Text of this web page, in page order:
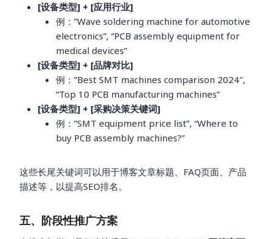
[设备类型] + [应用行业]
例：”Wave soldering machine for automotive
electronics”, “PCB assembly equipment for
medical devices”
[设备类型] + [品牌对比]
例：”Best SMT machines comparison 2024″,
“Top 10 PCB manufacturing machines”
[设备类型] + [采购决策关键词]
例：”SMT equipment price list”, “Where to
buy PCB assembly machines?”
这些长尾关键词可以用于博客文章标题、FAQ页面、产品
描述等，以提高SEO排名。
五、阶段性推广方案